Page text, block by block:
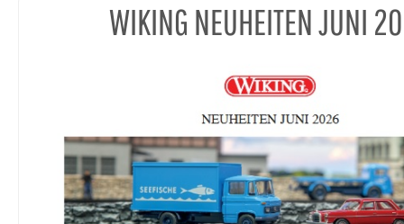
WIKING NEUHEITEN JUNI